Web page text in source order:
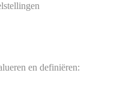
en definiëren: